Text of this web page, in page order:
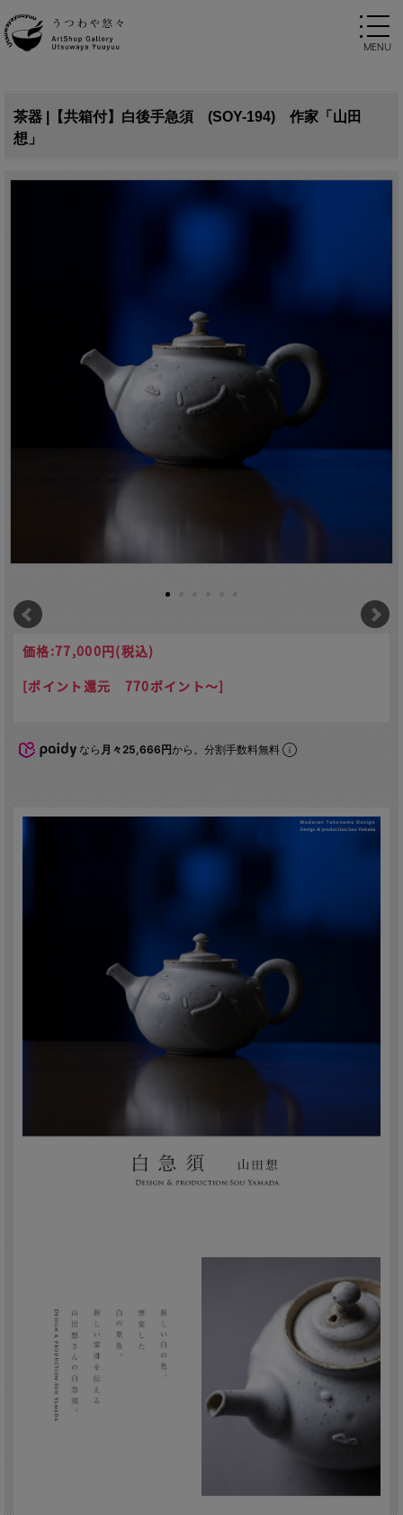
茶器 |【共箱付】白後手急須 (SOY-194) 作家「山田
想」
価格:77,000円(税込)
[ポイント還元 770ポイント～]
なら月々25,666円から。分割手数料無料